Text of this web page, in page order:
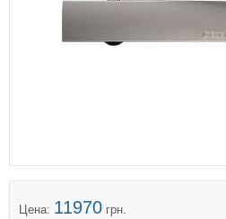
Цена: 11970 грн.